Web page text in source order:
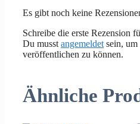
Es gibt noch keine
Schreibe die erste Rezension
Du musst angemeldet sein, um
veröffentlichen zu können.
Ähnliche